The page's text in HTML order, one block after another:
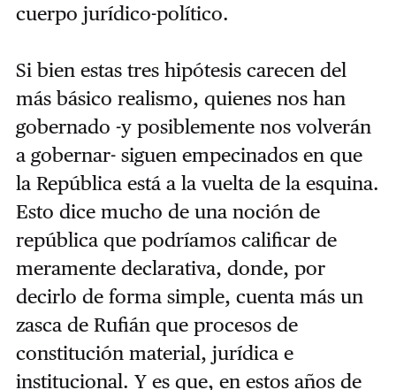
cuerpo jurídico-político.
Si bien estas tres hipótesis carecen del
más básico realismo, quienes nos han
gobernado -y posiblemente nos volverán
a gobernar- siguen empecinados en que
la República está a la vuelta de la esquina.
Esto dice mucho de una noción de
república que podríamos calificar de
meramente declarativa, donde, por
decirlo de forma simple, cuenta más un
zasca de Rufián que procesos de
constitución material, jurídica e
institucional. Y es que, en estos años de